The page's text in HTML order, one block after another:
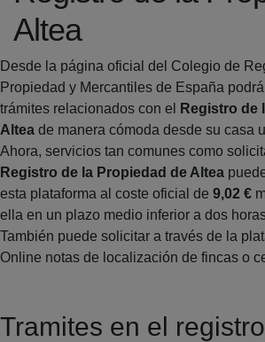
Altea
Desde la página oficial del Colegio de
Propiedad y Mercantiles de España
trámites relacionados con el
Registro de
Altea de manera cómoda desde su casa
Ahora, servicios tan comunes como
Registro de la Propiedad de Altea
esta plataforma al coste oficial de 9,02 €
ella en un plazo medio inferior a dos
También puede solicitar a través de la
Online notas de localización de fincas o
Tramites en el